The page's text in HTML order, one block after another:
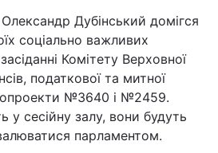
Політика
Світ
Наука
Лайт
Дубінський домігся
соціально важливих
Комітету Верховної
податкової та митної
№3640 і №2459.
у сесійну залу, вони будуть
парламентом.